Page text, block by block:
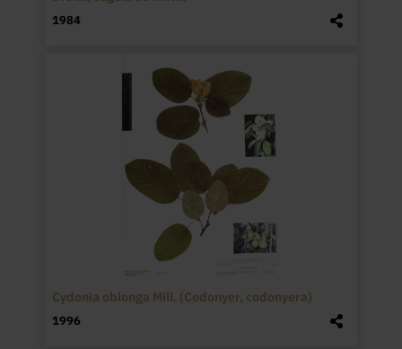
1984
Cydonia oblonga Mill. (Codonyer, codonyera)
1996